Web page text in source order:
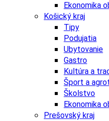
Ekonomika
Košický kraj
Tipy
Podujatia
Ubytovanie
Gastro
Kultúra a
Šport a
Školstvo
Ekonomika
Prešovský kraj